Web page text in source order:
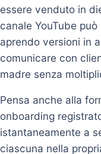
essere venduto in
canale YouTube
aprendo versioni in
comunicare con
madre senza
Pensa anche alla
onboarding
istantaneamente a
ciascuna nella